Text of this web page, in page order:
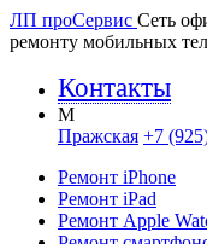
ЛП проСервис Сеть
ремонту мобильных
Контакты
M
Пражская +7
Ремонт iPhone
Ремонт iPad
Ремонт Apple